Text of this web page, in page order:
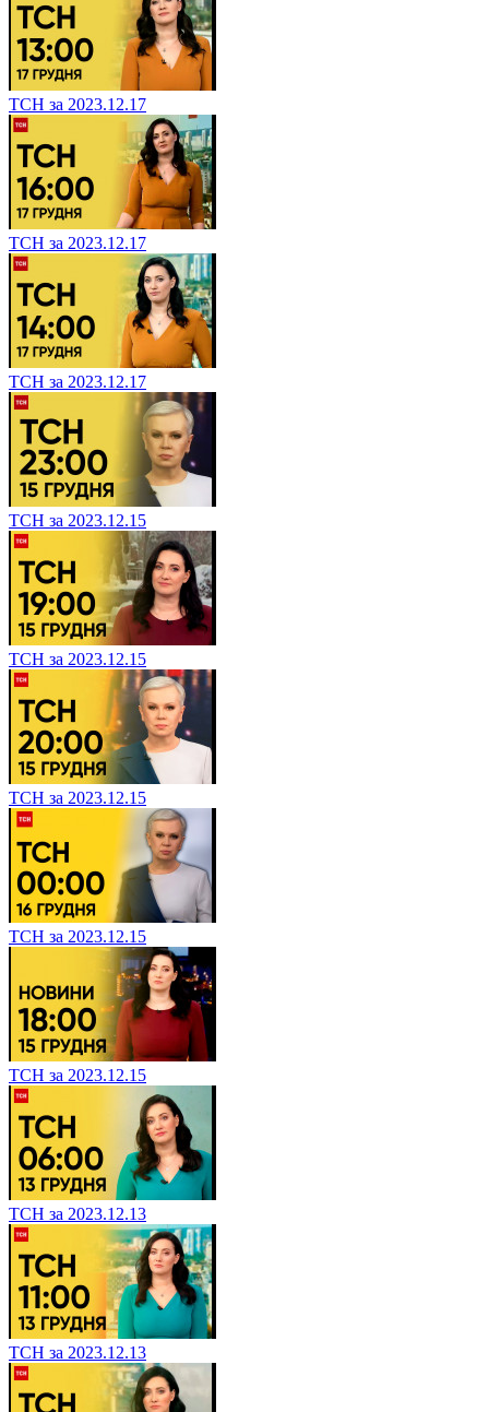
ТСН за 2023.12.17
ТСН за 2023.12.17
ТСН за 2023.12.17
ТСН за 2023.12.15
ТСН за 2023.12.15
ТСН за 2023.12.15
ТСН за 2023.12.15
ТСН за 2023.12.15
ТСН за 2023.12.13
ТСН за 2023.12.13